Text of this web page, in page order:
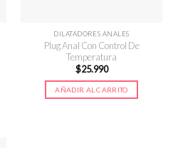
DILATADORES ANALES
Plug Anal Con Control De
Temperatura
$25.990
AÑADIR AL CARRITO